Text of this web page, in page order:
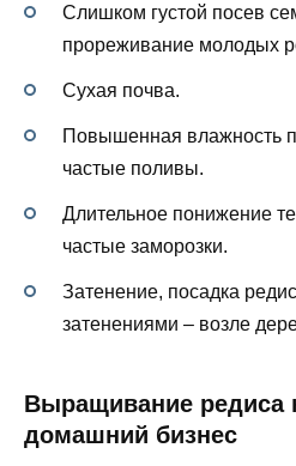
Слишком густой посев
прореживание молодых
Сухая почва.
Повышенная влажность
частые поливы.
Длительное понижение
частые заморозки.
Затенение, посадка
затенениями – возле
Выращивание редиса
домашний бизнес